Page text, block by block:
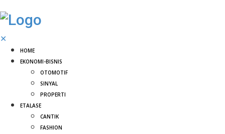
✕
HOME
EKONOMI-BISNIS
OTOMOTIF
SINYAL
PROPERTI
ETALASE
CANTIK
FASHION